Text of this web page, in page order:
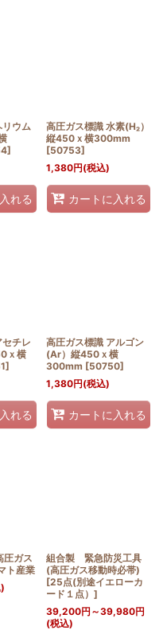
ウム
]
れる
高圧ガス標識 水素(H₂）
縦450ｘ横300mm
[50753]
1,380円(税込)
カートに入れる
チレ
ｘ横
]
れる
高圧ガス標識 アルゴン
(Ar）縦450ｘ横
300mm [50750]
1,380円(税込)
カートに入れる
圧ガス
ト産業
組合製 緊急防災工具
(高圧ガス移動時必帯)
[25点(別途イエローカ
ード１点）]
39,200円 ～39,980円
(税込)